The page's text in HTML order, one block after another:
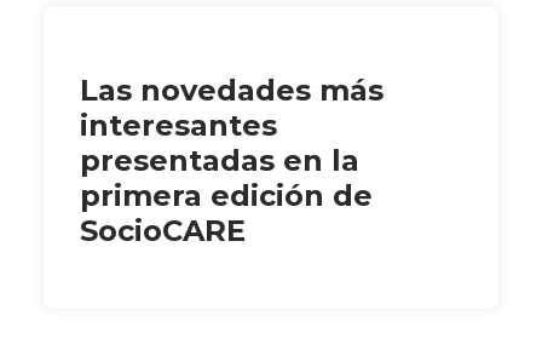
Las novedades más
interesantes
presentadas en la
primera edición de
SocioCARE